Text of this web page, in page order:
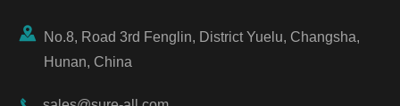

No.8, Road 3rd Fenglin, District Yuelu, Changsha,
Hunan, China